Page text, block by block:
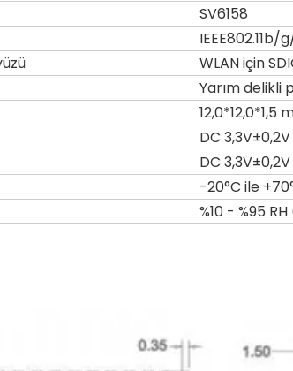
SV6158
IEEE802.11b/
WLAN için
Yarım delikli
12,0*12,0*1,5
DC
DC
-20°C ile
%10 - %95
link.com
link.com